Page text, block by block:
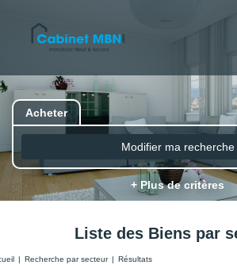
Acheter
Modifier ma recherche
+ Plus de critères
Liste des Biens par
Recherche par secteur Résultats